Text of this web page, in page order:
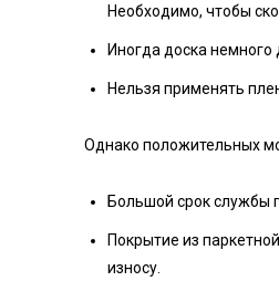
Необходимо, чтобы
Иногда доска
Нельзя применять
Однако положительных
Большой срок службы
Покрытие из
износу.